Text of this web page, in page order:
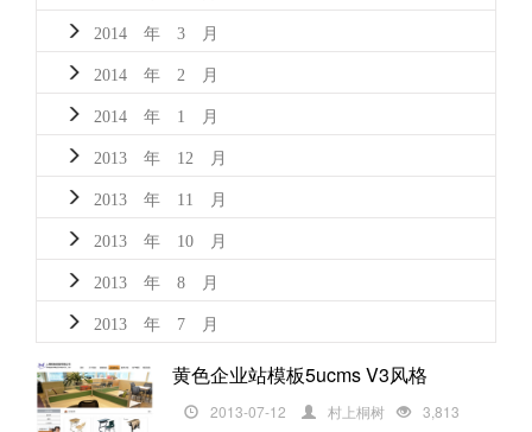
2014 年 3 月
2014 年 2 月
2014 年 1 月
2013 年 12 月
2013 年 11 月
2013 年 10 月
2013 年 8 月
2013 年 7 月
黄色企业站模板5ucms V3风格
2013-07-12 村上桐树 3,813